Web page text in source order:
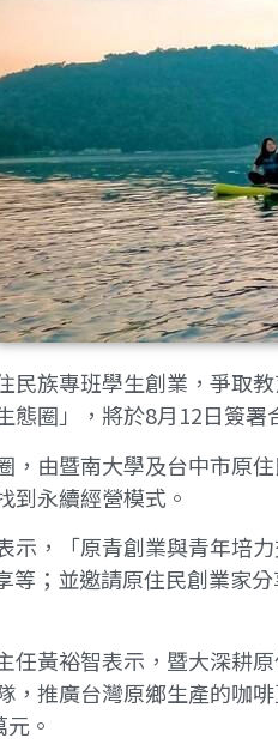
民族專班學生創業，爭取
態圈」，將於8月12日簽
，由暨南大學及台中市原
到永續經營模式。
示，「原青創業與青年培
等；並邀請原住民創業家
任黃裕智表示，暨大深耕
，推廣台灣原鄉生產的咖
。